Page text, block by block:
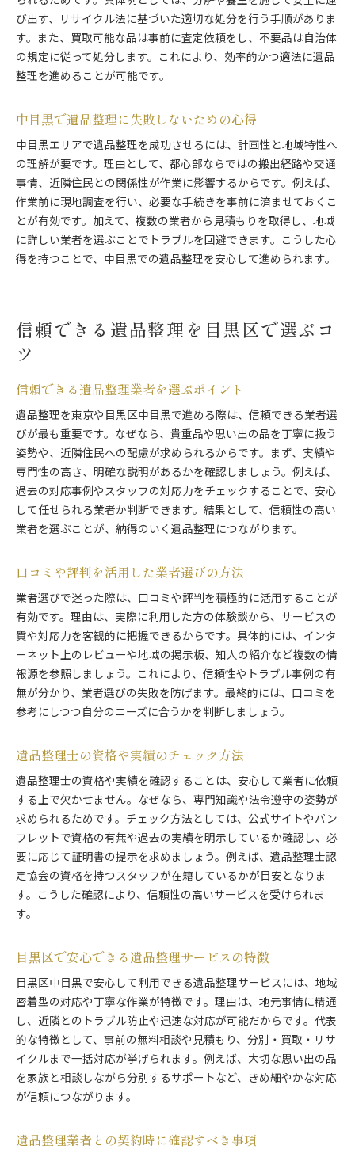
び出す、リサイクル法に基づいた適切な処分を行う手順がありま
す。また、買取可能な品は事前に査定依頼をし、不要品は自治体
の規定に従って処分します。これにより、効率的かつ適法に遺品
整理を進めることが可能です。
中目黒で遺品整理に失敗しないための心得
中目黒エリアで遺品整理を成功させるには、計画性と地域特性へ
の理解が要です。理由として、都心部ならではの搬出経路や交通
事情、近隣住民との関係性が作業に影響するからです。例えば、
作業前に現地調査を行い、必要な手続きを事前に済ませておくこ
とが有効です。加えて、複数の業者から見積もりを取得し、地域
に詳しい業者を選ぶことでトラブルを回避できます。こうした心
得を持つことで、中目黒での遺品整理を安心して進められます。
信頼できる遺品整理を目黒区で選ぶコ
ツ
信頼できる遺品整理業者を選ぶポイント
遺品整理を東京や目黒区中目黒で進める際は、信頼できる業者選
びが最も重要です。なぜなら、貴重品や思い出の品を丁寧に扱う
姿勢や、近隣住民への配慮が求められるからです。まず、実績や
専門性の高さ、明確な説明があるかを確認しましょう。例えば、
過去の対応事例やスタッフの対応力をチェックすることで、安心
して任せられる業者か判断できます。結果として、信頼性の高い
業者を選ぶことが、納得のいく遺品整理につながります。
口コミや評判を活用した業者選びの方法
業者選びで迷った際は、口コミや評判を積極的に活用することが
有効です。理由は、実際に利用した方の体験談から、サービスの
質や対応力を客観的に把握できるからです。具体的には、インタ
ーネット上のレビューや地域の掲示板、知人の紹介など複数の情
報源を参照しましょう。これにより、信頼性やトラブル事例の有
無が分かり、業者選びの失敗を防げます。最終的には、口コミを
参考にしつつ自分のニーズに合うかを判断しましょう。
遺品整理士の資格や実績のチェック方法
遺品整理士の資格や実績を確認することは、安心して業者に依頼
する上で欠かせません。なぜなら、専門知識や法令遵守の姿勢が
求められるためです。チェック方法としては、公式サイトやパン
フレットで資格の有無や過去の実績を明示しているか確認し、必
要に応じて証明書の提示を求めましょう。例えば、遺品整理士認
定協会の資格を持つスタッフが在籍しているかが目安となりま
す。こうした確認により、信頼性の高いサービスを受けられま
す。
目黒区で安心できる遺品整理サービスの特徴
目黒区中目黒で安心して利用できる遺品整理サービスには、地域
密着型の対応や丁寧な作業が特徴です。理由は、地元事情に精通
し、近隣とのトラブル防止や迅速な対応が可能だからです。代表
的な特徴として、事前の無料相談や見積もり、分別・買取・リサ
イクルまで一括対応が挙げられます。例えば、大切な思い出の品
を家族と相談しながら分別するサポートなど、きめ細やかな対応
が信頼につながります。
遺品整理業者との契約時に確認すべき事項